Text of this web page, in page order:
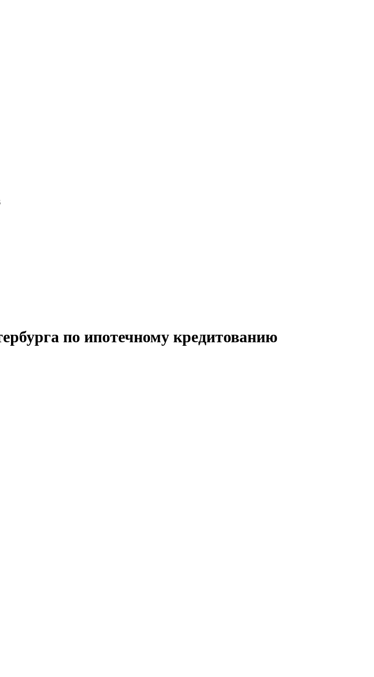
по ипотечному кредитованию